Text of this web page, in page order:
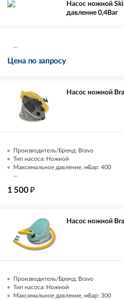
Насос ножной
давление 0,4Bar
...
Цена по запросу
Насос ножной
Производитель/Бренд: Bravo
Тип насоса: Ножной
Максимальное давление, мБар: 400
...
1 500₽
Насос ножной
Производитель/Бренд: Bravo
Тип насоса: Ножной
Максимальное давление, мБар: 300